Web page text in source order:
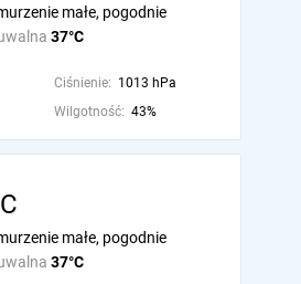
37°C
małe, pogodnie
Ciśnienie: 1013 hPa
Wilgotność: 43%
37°C
małe, pogodnie